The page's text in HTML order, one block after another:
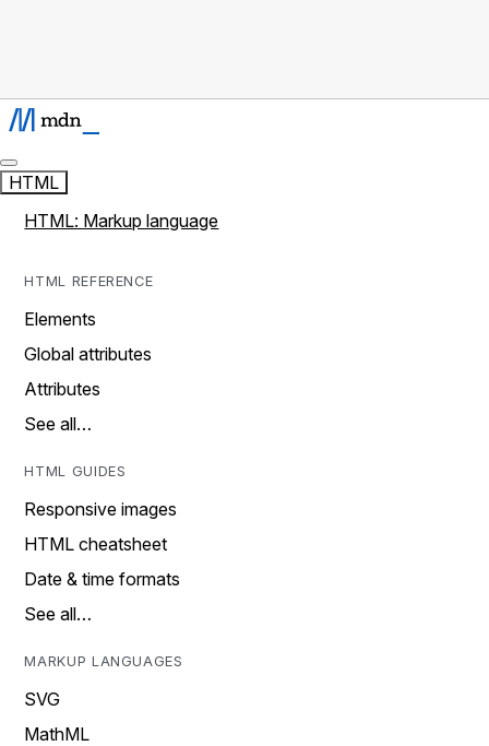
HTML
HTML: Markup language
HTML REFERENCE
Elements
Global attributes
Attributes
See all…
HTML GUIDES
Responsive images
HTML cheatsheet
Date & time formats
See all…
MARKUP LANGUAGES
SVG
MathML